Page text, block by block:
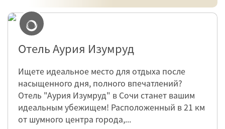
Отель Аурия Изумруд
Ищете идеальное место для отдыха после
насыщенного дня, полного впечатлений?
Отель "Аурия Изумруд" в Сочи станет вашим
идеальным убежищем! Расположенный в 21 км
от шумного центра города,...